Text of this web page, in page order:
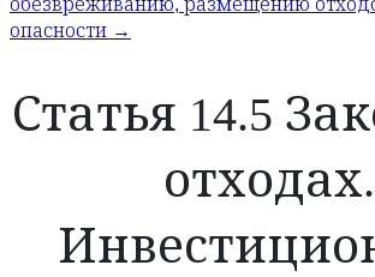
обезвреживанию, размещению
опасности →
Статья 14.5
отходах.